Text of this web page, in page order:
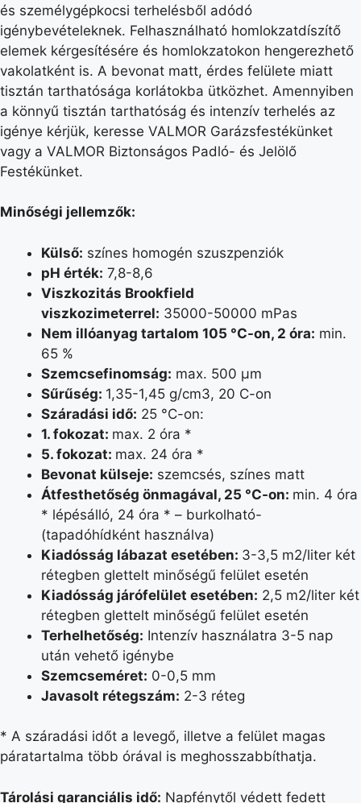
és személygépkocsi terhelésből adódó
igénybevételeknek. Felhasználható homlokzatdíszítő
elemek kérgesítésére és homlokzatokon hengerezhető
vakolatként is. A bevonat matt, érdes felülete miatt
tisztán tarthatósága korlátokba ütközhet. Amennyiben
a könnyű tisztán tarthatóság és intenzív terhelés az
igénye kérjük, keresse VALMOR Garázsfestékünket
vagy a VALMOR Biztonságos Padló- és Jelölő
Festékünket.
Minőségi jellemzők:
Külső: színes homogén szuszpenziók
pH érték: 7,8-8,6
Viszkozitás Brookfield
viszkozimeterrel: 35000-50000 mPas
Nem illóanyag tartalom 105 °C-on, 2 óra: min.
65 %
Szemcsefinomság: max. 500 μm
Sűrűség: 1,35-1,45 g/cm3, 20 C-on
Száradási idő: 25 °C-on:
1. fokozat: max. 2 óra *
5. fokozat: max. 24 óra *
Bevonat külseje: szemcsés, színes matt
Átfesthetőség önmagával, 25 °C-on: min. 4 óra
* lépésálló, 24 óra * – burkolható-
(tapadóhídként használva)
Kiadósság lábazat esetében: 3-3,5 m2/liter két
rétegben glettelt minőségű felület esetén
Kiadósság járófelület esetében: 2,5 m2/liter két
rétegben glettelt minőségű felület esetén
Terhelhetőség: Intenzív használatra 3-5 nap
után vehető igénybe
Szemcseméret: 0-0,5 mm
Javasolt rétegszám: 2-3 réteg
* A száradási időt a levegő, illetve a felület magas
páratartalma több órával is meghosszabbíthatja.
Tárolási garanciális idő: Napfénytől védett fedett